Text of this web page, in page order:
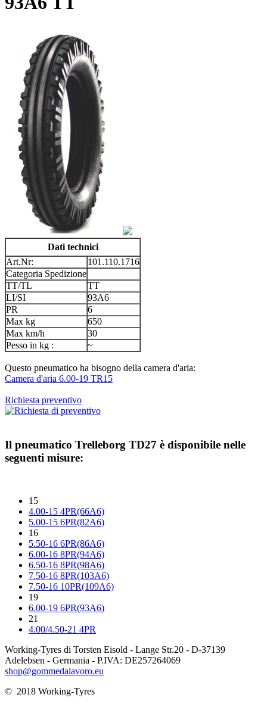
Dati technici
Art.Nr:
101.110.1716
Categoria Spedizione
TT/TL
TT
LI/SI
93A6
PR
6
Max kg
650
Max km/h
30
Pesso in kg :
~
Questo pneumatico ha bisogno della camera d'aria:
Camera d'aria 6.00-19 TR15
Richiesta preventivo
Il pneumatico Trelleborg TD27 è disponibile nelle
seguenti misure:
15
4.00-15 4PR(66A6)
5.00-15 6PR(82A6)
16
5.50-16 6PR(86A6)
6.00-16 8PR(94A6)
6.50-16 8PR(98A6)
7.50-16 8PR(103A6)
7.50-16 10PR(109A6)
19
6.00-19 6PR(93A6)
21
4.00/4.50-21 4PR
Working-Tyres di Torsten Eisold - Lange Str.20 - D-37139
Adelebsen - Germania - P.IVA: DE257264069
shop@gommedalavoro.eu
© 2018 Working-Tyres